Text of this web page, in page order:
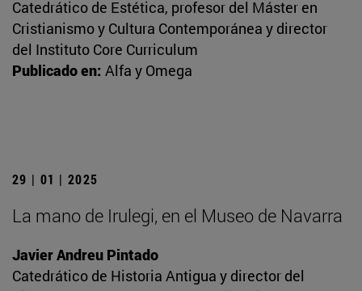
Catedrático de Estética, profesor del Máster en
Cristianismo y Cultura Contemporánea y director
del Instituto Core Curriculum
Publicado en: Alfa y Omega
29 | 01 | 2025
La mano de Irulegi, en el Museo de Navarra
Javier Andreu Pintado
Catedrático de Historia Antigua y director del